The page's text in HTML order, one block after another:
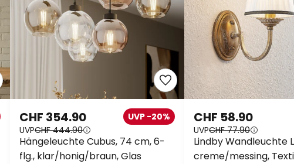
CHF 354.90
UVPCHF 444.90
UVP -20%
Hängeleuchte Cubus, 74 cm, 6-
flg., klar/honig/braun, Glas
CHF 58.90
UVPCHF 77.90
Lindby Wandleuchte
creme/messing,